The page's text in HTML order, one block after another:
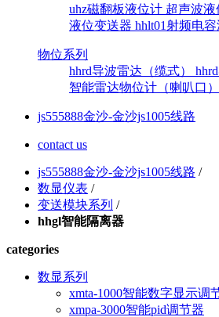
uhz磁翻板液位计 超声波液
液位变送器 hhlt01射频电
物位系列
hhrd导波雷达（缆式）
智能雷达物位计（喇叭口）
js555888金沙-金沙js1005线路
contact us
js555888金沙-金沙js1005线路 /
数显仪表 /
变送模块系列 /
hhgl智能隔离器
categories
数显系列
xmta-1000智能数字显示调
xmpa-3000智能pid调节器